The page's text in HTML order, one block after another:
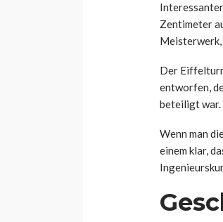
Zentimeter
Der
entworfen,
beteiligt war.
Wenn man
einem klar,